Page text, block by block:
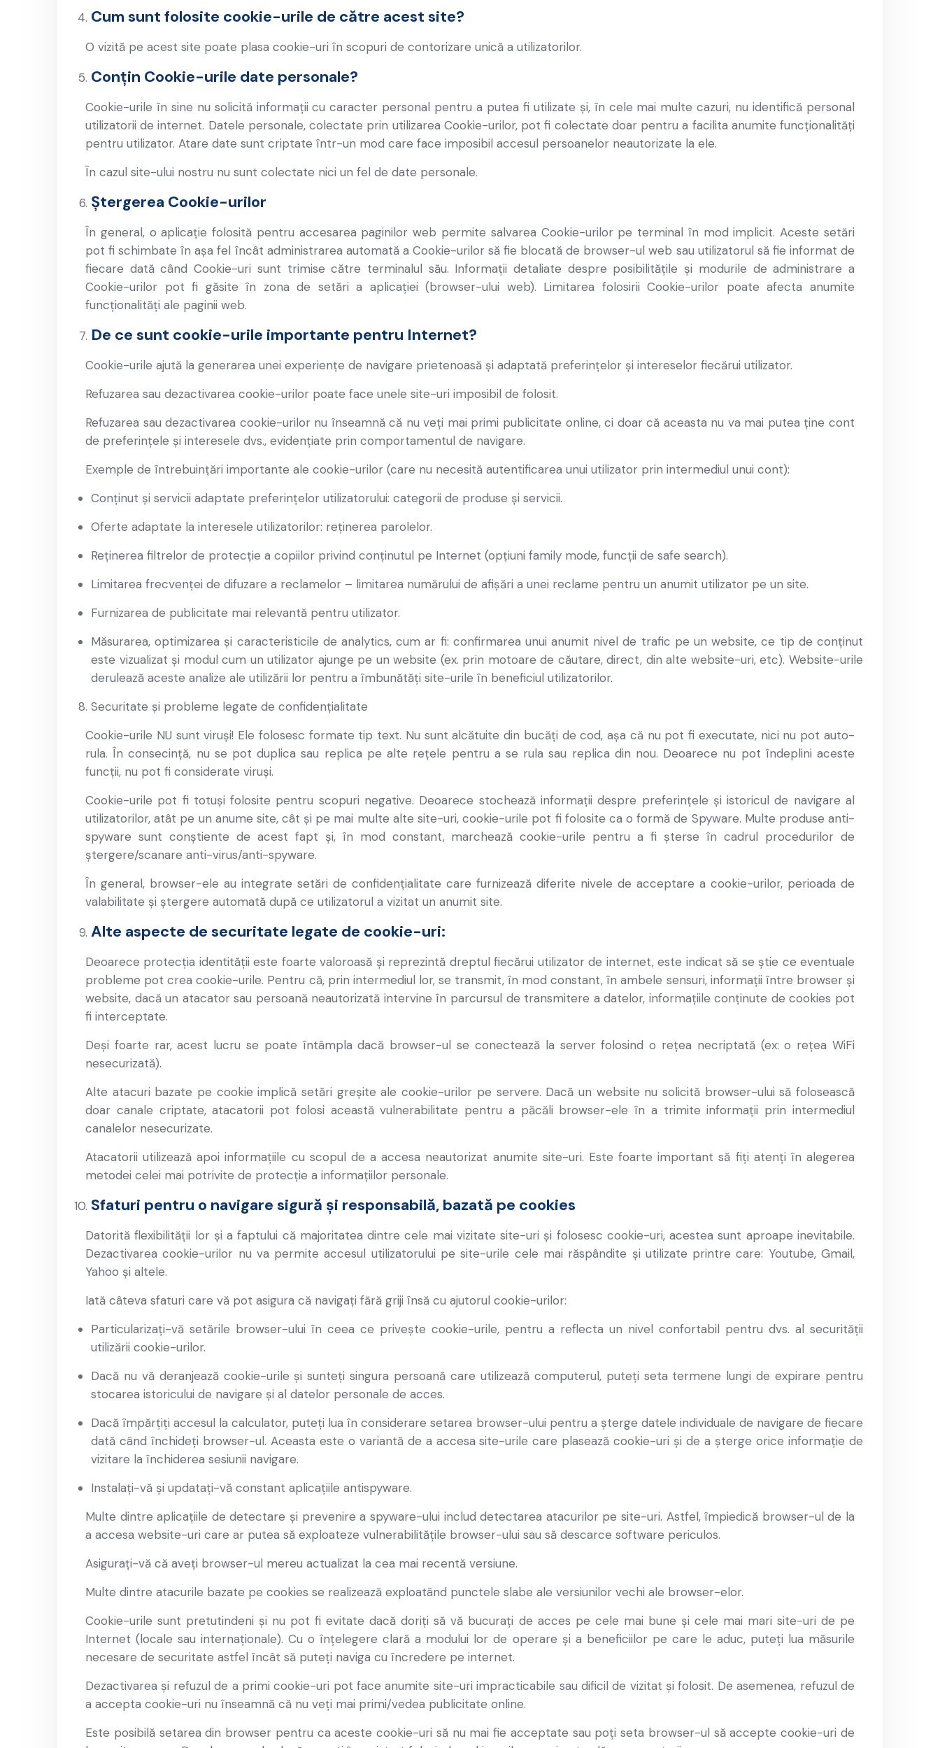
Cum sunt folosite cookie-urile de către acest site?
O vizită pe acest site poate plasa cookie-uri în scopuri de contorizare unică a utilizatorilor.
Conțin Cookie-urile date personale?
Cookie-urile în sine nu solicită informații cu caracter personal pentru a putea fi utilizate și, în cele mai multe cazuri, nu identifică personal
utilizatorii de internet. Datele personale, colectate prin utilizarea Cookie-urilor, pot fi colectate doar pentru a facilita anumite funcționalități
pentru utilizator. Atare date sunt criptate într-un mod care face imposibil accesul persoanelor neautorizate la ele.
În cazul site-ului nostru nu sunt colectate nici un fel de date personale.
Ștergerea Cookie-urilor
În general, o aplicație folosită pentru accesarea paginilor web permite salvarea Cookie-urilor pe terminal în mod implicit. Aceste setări
pot fi schimbate în așa fel încât administrarea automată a Cookie-urilor să fie blocată de browser-ul web sau utilizatorul să fie informat de
fiecare dată când Cookie-uri sunt trimise către terminalul său. Informații detaliate despre posibilitățile și modurile de administrare a
Cookie-urilor pot fi găsite în zona de setări a aplicației (browser-ului web). Limitarea folosirii Cookie-urilor poate afecta anumite
funcționalități ale paginii web.
De ce sunt cookie-urile importante pentru Internet?
Cookie-urile ajută la generarea unei experiențe de navigare prietenoasă și adaptată preferințelor și intereselor fiecărui utilizator.
Refuzarea sau dezactivarea cookie-urilor poate face unele site-uri imposibil de folosit.
Refuzarea sau dezactivarea cookie-urilor nu înseamnă că nu veți mai primi publicitate online, ci doar că aceasta nu va mai putea ține cont
de preferințele și interesele dvs., evidențiate prin comportamentul de navigare.
Exemple de întrebuințări importante ale cookie-urilor (care nu necesită autentificarea unui utilizator prin intermediul unui cont):
Conținut și servicii adaptate preferințelor utilizatorului: categorii de produse și servicii.
Oferte adaptate la interesele utilizatorilor: reținerea parolelor.
Reținerea filtrelor de protecție a copiilor privind conținutul pe Internet (opțiuni family mode, funcții de safe search).
Limitarea frecvenței de difuzare a reclamelor – limitarea numărului de afișări a unei reclame pentru un anumit utilizator pe un site.
Furnizarea de publicitate mai relevantă pentru utilizator.
Măsurarea, optimizarea și caracteristicile de analytics, cum ar fi: confirmarea unui anumit nivel de trafic pe un website, ce tip de conținut
este vizualizat și modul cum un utilizator ajunge pe un website (ex. prin motoare de căutare, direct, din alte website-uri, etc). Website-urile
derulează aceste analize ale utilizării lor pentru a îmbunătăți site-urile în beneficiul utilizatorilor.
Securitate și probleme legate de confidențialitate
Cookie-urile NU sunt viruși! Ele folosesc formate tip text. Nu sunt alcătuite din bucăți de cod, așa că nu pot fi executate, nici nu pot auto-
rula. În consecință, nu se pot duplica sau replica pe alte rețele pentru a se rula sau replica din nou. Deoarece nu pot îndeplini aceste
funcții, nu pot fi considerate viruși.
Cookie-urile pot fi totuși folosite pentru scopuri negative. Deoarece stochează informații despre preferințele și istoricul de navigare al
utilizatorilor, atât pe un anume site, cât și pe mai multe alte site-uri, cookie-urile pot fi folosite ca o formă de Spyware. Multe produse anti-
spyware sunt conștiente de acest fapt și, în mod constant, marchează cookie-urile pentru a fi șterse în cadrul procedurilor de
ștergere/scanare anti-virus/anti-spyware.
În general, browser-ele au integrate setări de confidențialitate care furnizează diferite nivele de acceptare a cookie-urilor, perioada de
valabilitate și ștergere automată după ce utilizatorul a vizitat un anumit site.
Alte aspecte de securitate legate de cookie-uri:
Deoarece protecția identității este foarte valoroasă și reprezintă dreptul fiecărui utilizator de internet, este indicat să se știe ce eventuale
probleme pot crea cookie-urile. Pentru că, prin intermediul lor, se transmit, în mod constant, în ambele sensuri, informații între browser și
website, dacă un atacator sau persoană neautorizată intervine în parcursul de transmitere a datelor, informațiile conținute de cookies pot
fi interceptate.
Deși foarte rar, acest lucru se poate întâmpla dacă browser-ul se conectează la server folosind o rețea necriptată (ex: o rețea WiFi
nesecurizată).
Alte atacuri bazate pe cookie implică setări greșite ale cookie-urilor pe servere. Dacă un website nu solicită browser-ului să folosească
doar canale criptate, atacatorii pot folosi această vulnerabilitate pentru a păcăli browser-ele în a trimite informații prin intermediul
canalelor nesecurizate.
Atacatorii utilizează apoi informațiile cu scopul de a accesa neautorizat anumite site-uri. Este foarte important să fiți atenți în alegerea
metodei celei mai potrivite de protecție a informațiilor personale.
Sfaturi pentru o navigare sigură și responsabilă, bazată pe cookies
Datorită flexibilității lor și a faptului că majoritatea dintre cele mai vizitate site-uri și folosesc cookie-uri, acestea sunt aproape inevitabile.
Dezactivarea cookie-urilor nu va permite accesul utilizatorului pe site-urile cele mai răspândite și utilizate printre care: Youtube, Gmail,
Yahoo și altele.
Iată câteva sfaturi care vă pot asigura că navigați fără griji însă cu ajutorul cookie-urilor:
Particularizați-vă setările browser-ului în ceea ce privește cookie-urile, pentru a reflecta un nivel confortabil pentru dvs. al securității
utilizării cookie-urilor.
Dacă nu vă deranjează cookie-urile și sunteți singura persoană care utilizează computerul, puteți seta termene lungi de expirare pentru
stocarea istoricului de navigare și al datelor personale de acces.
Dacă împărțiți accesul la calculator, puteți lua în considerare setarea browser-ului pentru a șterge datele individuale de navigare de fiecare
dată când închideți browser-ul. Aceasta este o variantă de a accesa site-urile care plasează cookie-uri și de a șterge orice informație de
vizitare la închiderea sesiunii navigare.
Instalați-vă și updatați-vă constant aplicațiile antispyware.
Multe dintre aplicațiile de detectare și prevenire a spyware-ului includ detectarea atacurilor pe site-uri. Astfel, împiedică browser-ul de la
a accesa website-uri care ar putea să exploateze vulnerabilitățile browser-ului sau să descarce software periculos.
Asigurați-vă că aveți browser-ul mereu actualizat la cea mai recentă versiune.
Multe dintre atacurile bazate pe cookies se realizează exploatând punctele slabe ale versiunilor vechi ale browser-elor.
Cookie-urile sunt pretutindeni și nu pot fi evitate dacă doriți să vă bucurați de acces pe cele mai bune și cele mai mari site-uri de pe
Internet (locale sau internaționale). Cu o înțelegere clară a modului lor de operare și a beneficiilor pe care le aduc, puteți lua măsurile
necesare de securitate astfel încât să puteți naviga cu încredere pe internet.
Dezactivarea și refuzul de a primi cookie-uri pot face anumite site-uri impracticabile sau dificil de vizitat și folosit. De asemenea, refuzul de
a accepta cookie-uri nu înseamnă că nu veți mai primi/vedea publicitate online.
Este posibilă setarea din browser pentru ca aceste cookie-uri să nu mai fie acceptate sau poți seta browser-ul să accepte cookie-uri de